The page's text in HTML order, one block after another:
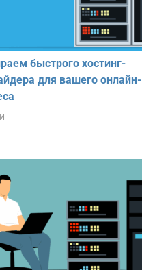
быстрого хостинг-
для вашего онлайн-